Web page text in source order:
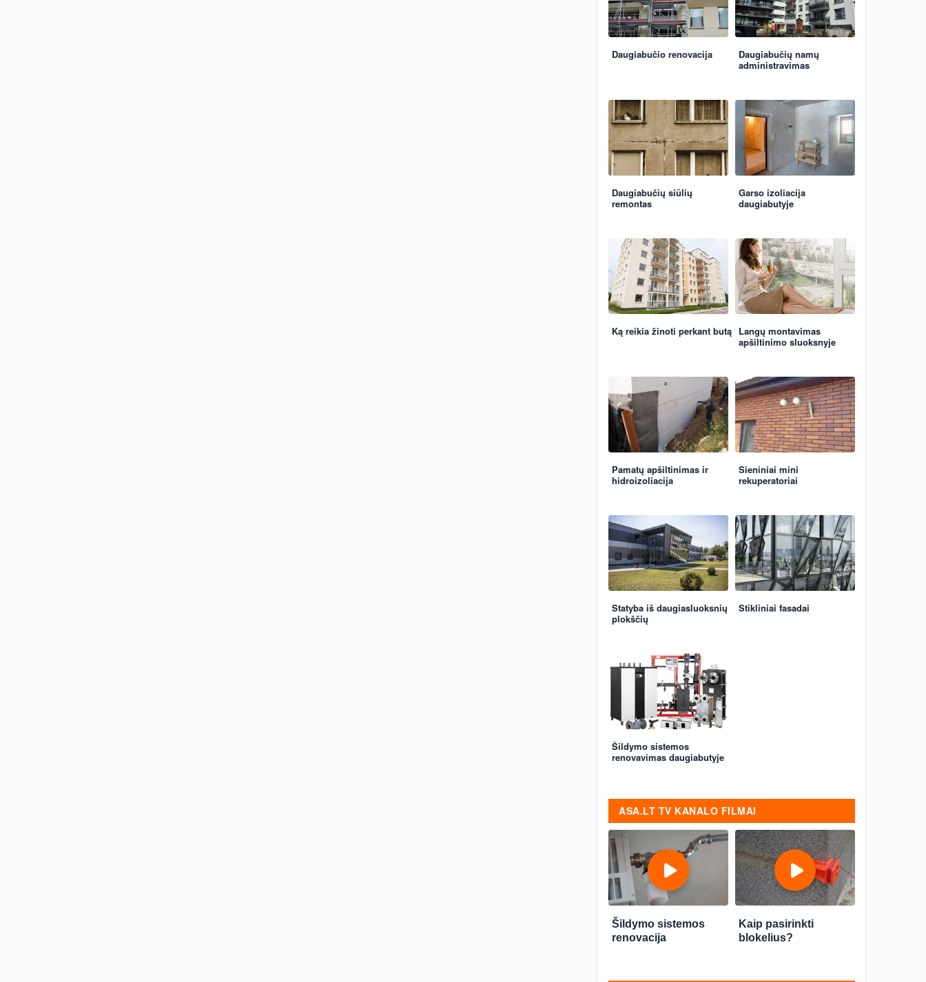
Daugiabučio renovacija
Daugiabučių namų
administravimas
Daugiabučių siūlių
remontas
Garso izoliacija
daugiabutyje
Ką reikia žinoti perkant butą Langų montavimas
apšiltinimo sluoksnyje
Pamatų apšiltinimas ir
hidroizoliacija
Sieniniai mini
rekuperatoriai
Statyba iš daugiasluoksnių
plokščių
Stikliniai fasadai
Šildymo sistemos
renovavimas daugiabutyje
ASA.LT TV KANALO FILMAI
Šildymo sistemos
renovacija
Kaip pasirinkti
blokelius?